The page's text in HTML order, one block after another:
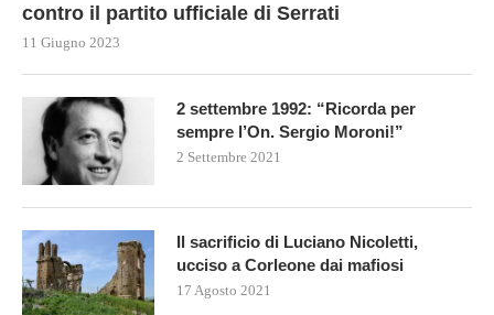
contro il partito ufficiale di Serrati
11 Giugno 2023
2 settembre 1992: “Ricorda per
sempre l’On. Sergio Moroni!”
2 Settembre 2021
Il sacrificio di Luciano Nicoletti,
ucciso a Corleone dai mafiosi
17 Agosto 2021